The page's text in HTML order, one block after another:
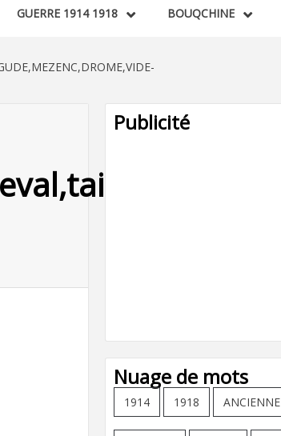
GUERRE 1914 1918 BOUQCHINE
Publicité
Nuage de mots
1914 1918 ANCIENNE